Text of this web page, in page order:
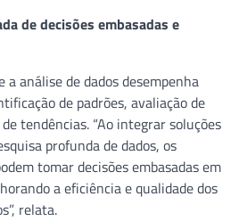
de decisões embasadas e
a análise de dados desempenha
de padrões, avaliação de
tendências. “Ao integrar soluções
profunda de dados, os
tomar decisões embasadas em
a eficiência e qualidade dos
relata.